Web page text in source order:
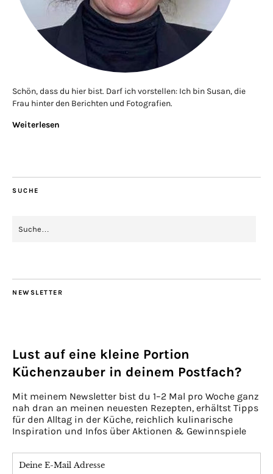
Schön, dass du hier bist. Darf ich vorstellen: Ich bin Susan, die
Frau hinter den Berichten und Fotografien.
Weiterlesen
SUCHE
NEWSLETTER
Lust auf eine kleine Portion
Küchenzauber in deinem Postfach?
Mit meinem Newsletter bist du 1–2 Mal pro Woche ganz
nah dran an meinen neuesten Rezepten, erhältst Tipps
für den Alltag in der Küche, reichlich kulinarische
Inspiration und Infos über Aktionen & Gewinnspiele